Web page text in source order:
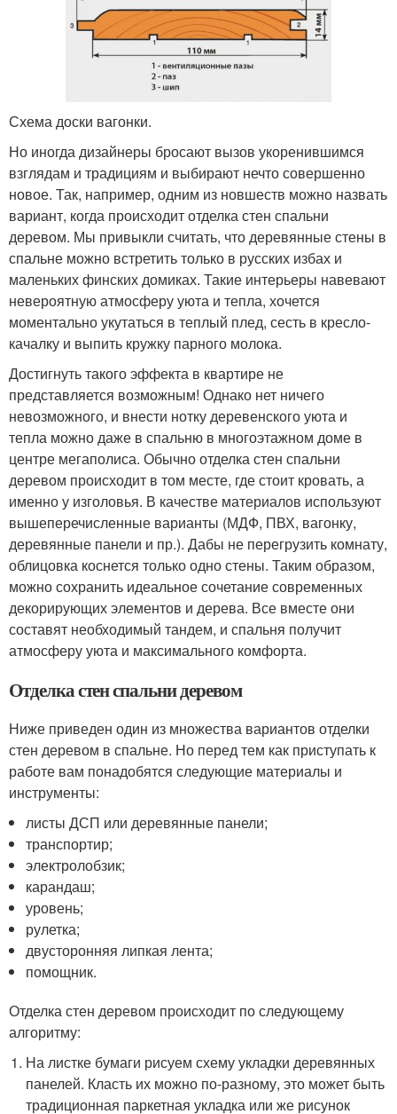
Схема доски вагонки.
Но иногда дизайнеры бросают вызов укоренившимся
взглядам и традициям и выбирают нечто совершенно
новое. Так, например, одним из новшеств можно назвать
вариант, когда происходит отделка стен спальни
деревом. Мы привыкли считать, что деревянные стены в
спальне можно встретить только в русских избах и
маленьких финских домиках. Такие интерьеры навевают
невероятную атмосферу уюта и тепла, хочется
моментально укутаться в теплый плед, сесть в кресло-
качалку и выпить кружку парного молока.
Достигнуть такого эффекта в квартире не
представляется возможным! Однако нет ничего
невозможного, и внести нотку деревенского уюта и
тепла можно даже в спальню в многоэтажном доме в
центре мегаполиса. Обычно отделка стен спальни
деревом происходит в том месте, где стоит кровать, а
именно у изголовья. В качестве материалов используют
вышеперечисленные варианты (МДФ, ПВХ, вагонку,
деревянные панели и пр.). Дабы не перегрузить комнату,
облицовка коснется только одно стены. Таким образом,
можно сохранить идеальное сочетание современных
декорирующих элементов и дерева. Все вместе они
составят необходимый тандем, и спальня получит
атмосферу уюта и максимального комфорта.
Отделка стен спальни деревом
Ниже приведен один из множества вариантов отделки
стен деревом в спальне. Но перед тем как приступать к
работе вам понадобятся следующие материалы и
инструменты:
листы ДСП или деревянные панели;
транспортир;
электролобзик;
карандаш;
уровень;
рулетка;
двусторонняя липкая лента;
помощник.
Отделка стен деревом происходит по следующему
алгоритму:
На листке бумаги рисуем схему укладки деревянных
панелей. Класть их можно по-разному, это может быть
традиционная паркетная укладка или же рисунок